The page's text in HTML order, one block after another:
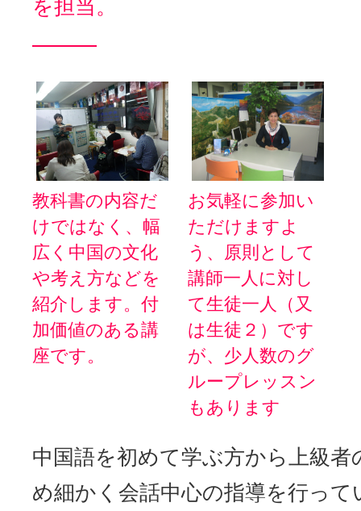
を担当。
教科書の内容だ
けではなく、幅
広く中国の文化
や考え方などを
紹介します。付
加価値のある講
座です。
お気軽に参加い
ただけますよ
う、原則として
講師一人に対し
て生徒一人（又
は生徒２）です
が、少人数のグ
ループレッスン
もあります
中国語を初めて学ぶ方から上級者
め細かく会話中心の指導を行って